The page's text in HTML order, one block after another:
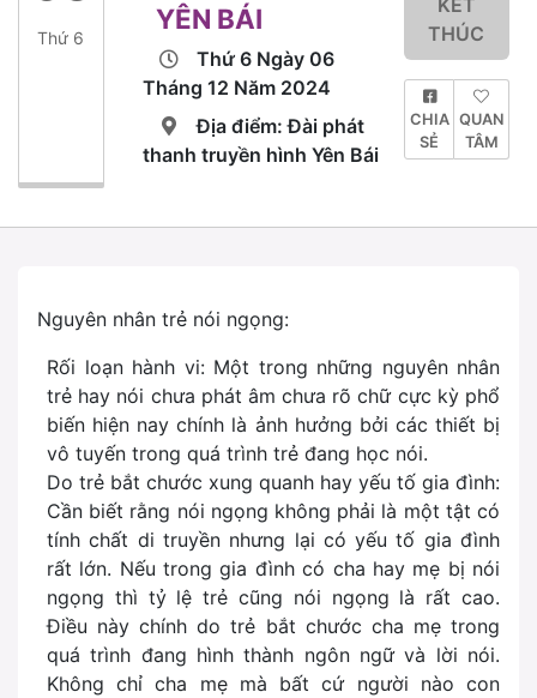
Thứ 6
YÊN BÁI
Thứ 6 Ngày 06
Tháng 12 Năm 2024
Địa điểm: Đài phát
thanh truyền hình Yên Bái
THÚC
CHIA
SẺ
QUAN
TÂM
Nguyên nhân trẻ nói ngọng:
Rối loạn hành vi: Một trong những nguyên nhân
trẻ hay nói chưa phát âm chưa rõ chữ cực kỳ phổ
biến hiện nay chính là ảnh hưởng bởi các thiết bị
vô tuyến trong quá trình trẻ đang học nói.
Do trẻ bắt chước xung quanh hay yếu tố gia đình:
Cần biết rằng nói ngọng không phải là một tật có
tính chất di truyền nhưng lại có yếu tố gia đình
rất lớn. Nếu trong gia đình có cha hay mẹ bị nói
ngọng thì tỷ lệ trẻ cũng nói ngọng là rất cao.
Điều này chính do trẻ bắt chước cha mẹ trong
quá trình đang hình thành ngôn ngữ và lời nói.
Không chỉ cha mẹ mà bất cứ người nào con